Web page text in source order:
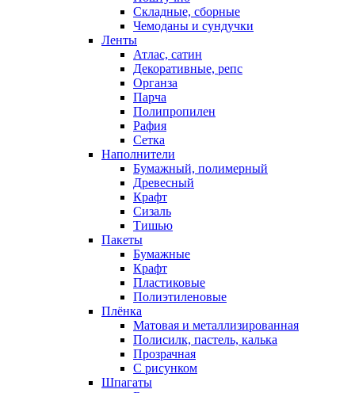
Складные, сборные
Чемоданы и сундучки
Ленты
Атлас, сатин
Декоративные, репс
Органза
Парча
Полипропилен
Рафия
Сетка
Наполнители
Бумажный, полимерный
Древесный
Крафт
Сизаль
Тишью
Пакеты
Бумажные
Крафт
Пластиковые
Полиэтиленовые
Плёнка
Матовая и металлизированная
Полисилк, пастель, калька
Прозрачная
С рисунком
Шпагаты